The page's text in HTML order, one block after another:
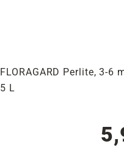
FLORAGARD Perlite, 3-6
5 L